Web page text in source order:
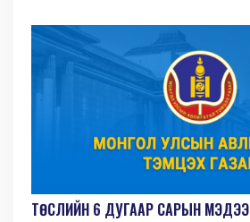
ТӨСЛИЙН 6 ДУГААР САРЫН МЭДЭЭ